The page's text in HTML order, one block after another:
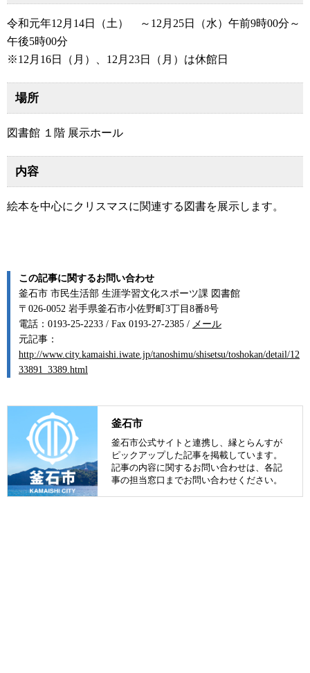
令和元年12月14日（土） ～12月25日（水）午前9時00分～
午後5時00分
※12月16日（月）、12月23日（月）は休館日
場所
図書館 １階 展示ホール
内容
絵本を中心にクリスマスに関連する図書を展示します。
この記事に関するお問い合わせ
釜石市 市民生活部 生涯学習文化スポーツ課 図書館
〒026-0052 岩手県釜石市小佐野町3丁目8番8号
電話：0193-25-2233 / Fax 0193-27-2385 / メール
元記事：
http://www.city.kamaishi.iwate.jp/tanoshimu/shisetsu/toshokan/detail/12
33891_3389.html
釜石市
釜石市公式サイトと連携し、縁とらんすが
ピックアップした記事を掲載しています。
記事の内容に関するお問い合わせは、各記
事の担当窓口までお問い合わせください。